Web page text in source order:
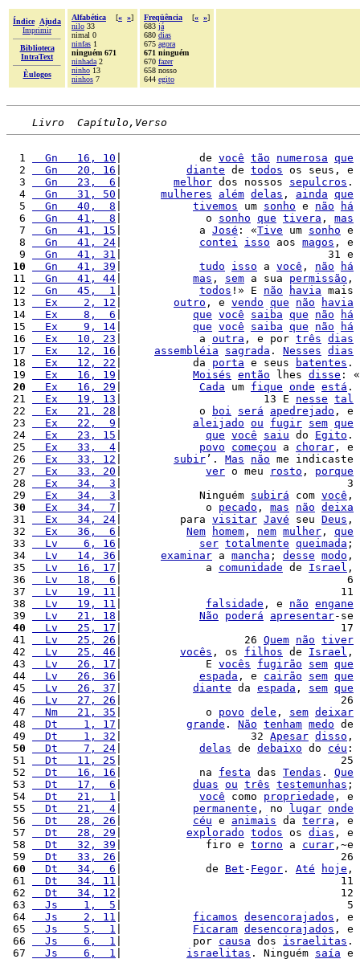
Índice
Ajuda
Imprimir
Biblioteca
IntraText
Èulogos
Alfabética [« »]
nilo 33
nimal 0
ninfas 1
ninguém 671
ninhada 2
ninho 13
ninhos 7
Freqüência [« »]
683 já
680 dias
675 agora
671 ninguém
670 fazer
658 nosso
644 egito
Livro  Capítulo,Verso
  1
  Gn   16, 10
|            de você tão numerosa que
  2
  Gn   20, 16
diante de todos os seus, e
  3
  Gn   23,  6
melhor dos nossos sepulcros .
  4
  Gn   31, 50
mulheres além delas , ainda que
  5
  Gn   40,  8
tivemos um sonho e não
há
  6
  Gn   41,  8
|             o sonho que tivera , mas
  7
  Gn   41, 15
|            a José : «Tive um sonho e
  8
  Gn   41, 24
contei isso aos magos , e
  9
  Gn   41, 31
|                                31 e
10
  Gn   41, 39
tudo isso a você , não
há
11
  Gn   41, 44
mas , sem a sua permissão ,
12
  Gn   45,  1
todos !» E não havia mais
13
  Ex    2, 12
outro , e vendo que não
havia
14
  Ex    8,  6
que você saiba que não
há
15
  Ex    9, 14
que você saiba que não
há
16
  Ex   10, 23
|            a outra , e por três dias
17
  Ex   12, 16
assembléia sagrada . Nesses dias
18
  Ex   12, 22
|           da porta e seus batentes .
19
  Ex   16, 19
Moisés então lhes disse : «
20
  Ex   16, 29
Cada um fique onde está .
21
  Ex   19, 13
|                      13 E nesse tal
22
  Ex   21, 28
|            o boi será apedrejado , e
23
  Ex   22,  9
aleijado ou fugir sem que
24
  Ex   23, 15
que você saiu do Egito .
25
  Ex   33,  4
povo começou a chorar , e
26
  Ex   33, 12
subir ’. Mas não me indicaste
27
  Ex   33, 20
ver o meu rosto , porque
28
  Ex   34,  3
|                                   3
29
  Ex   34,  3
|            Ninguém subirá com você ,
30
  Ex   34,  7
|             o pecado , mas não deixa
31
  Ex   34, 24
|         para visitar Javé seu Deus ,
32
  Ex   36,  6
Nem homem , nem mulher , que
33
  Lv    6, 16
ser totalmente queimada ;
34
  Lv   14, 36
examinar a mancha ; desse modo ,
35
  Lv   16, 17
|             a comunidade de Israel ,
36
  Lv   18,  6
|                                   6
37
  Lv   19, 11
|                                  11
38
  Lv   19, 11
falsidade , e não engane
39
  Lv   21, 18
Não poderá apresentar-se
40
  Lv   25, 17
|                                  17
41
  Lv   25, 26
|                   26 Quem não tiver
42
  Lv   25, 46
vocês , os filhos de Israel ,
43
  Lv   26, 17
|             E vocês fugirão sem que
44
  Lv   26, 36
espada , e cairão sem que
45
  Lv   26, 37
diante da espada , sem que
46
  Lv   27, 26
|                                  26
47
  Nm   21, 35
|             o povo dele , sem deixar
48
  Dt    1, 17
grande . Não tenham medo de
49
  Dt    1, 32
|                    32 Apesar disso ,
50
  Dt    7, 24
delas de debaixo do céu :
51
  Dt   11, 25
|                                  25
52
  Dt   16, 16
|            na festa das Tendas . Que
53
  Dt   17,  6
duas ou três testemunhas ;
54
  Dt   21,  1
você como propriedade , e
55
  Dt   21,  4
permanente , no lugar onde
56
  Dt   28, 26
céu e animais da terra , e
57
  Dt   28, 29
explorado todos os dias , e
58
  Dt   32, 39
|             firo e torno a curar ,~e
59
  Dt   33, 26
|                                  26
60
  Dt   34,  6
|             de Bet - Fegor . Até hoje ,
61
  Dt   34, 11
|                                  11
62
  Dt   34, 12
|                                  12
63
  Js    1,  5
|                                   5
64
  Js    2, 11
ficamos desencorajados , e
65
  Js    5,  1
Ficaram desencorajados , e
66
  Js    6,  1
|           por causa dos israelitas .
67
  Js    6,  1
israelitas . Ninguém saía e